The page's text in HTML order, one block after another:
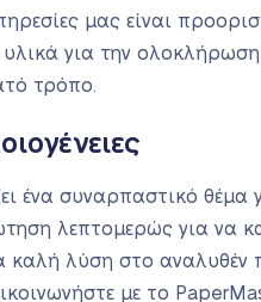
μας είναι
για την
τρόπο.
ένα συναρπαστικό θέμα
λεπτομερώς για να
καλή λύση στο αναλυθέν
με το